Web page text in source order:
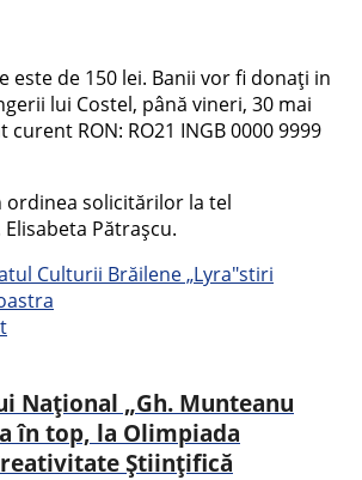
este de 150 lei. Banii vor fi donați in
lui Costel, până vineri, 30 mai
curent RON: RO21 INGB 0000 9999
ordinea solicitărilor la tel
Pătrașcu.
Culturii Brăilene „Lyra"stiri
Național „Gh. Munteanu
în top, la Olimpiada
Științifică